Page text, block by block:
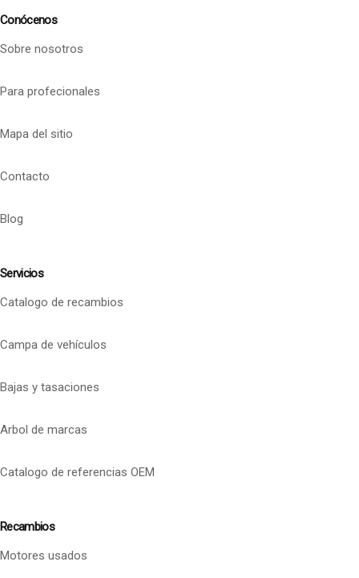
Conócenos
Sobre nosotros
Para profecionales
Mapa del sitio
Contacto
Blog
Servicios
Catalogo de recambios
Campa de vehículos
Bajas y tasaciones
Arbol de marcas
Catalogo de referencias OEM
Recambios
Motores usados